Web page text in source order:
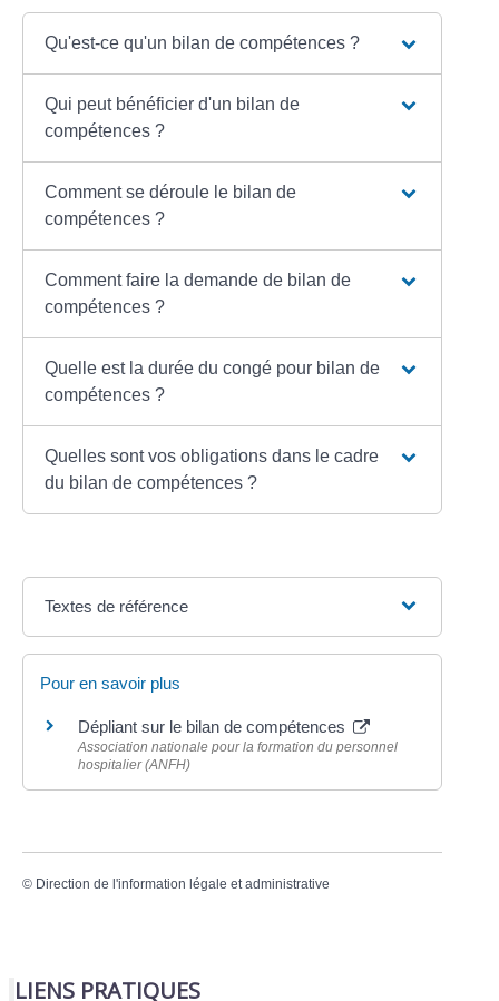
Qu'est-ce qu'un bilan de compétences ?
Qui peut bénéficier d'un bilan de
compétences ?
Comment se déroule le bilan de
compétences ?
Comment faire la demande de bilan de
compétences ?
Quelle est la durée du congé pour bilan de
compétences ?
Quelles sont vos obligations dans le cadre
du bilan de compétences ?
Textes de référence
Pour en savoir plus
Dépliant sur le bilan de compétences
Association nationale pour la formation du personnel
hospitalier (ANFH)
© Direction de l'information légale et administrative
LIENS PRATIQUES